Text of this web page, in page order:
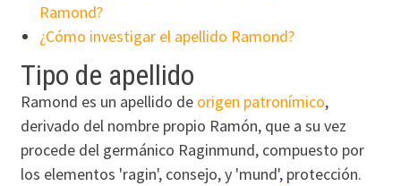
Ramond?
¿Cómo investigar el apellido Ramond?
Tipo de apellido
Ramond es un apellido de origen patronímico,
derivado del nombre propio Ramón, que a su vez
procede del germánico Raginmund, compuesto por
los elementos 'ragin', consejo, y 'mund', protección.